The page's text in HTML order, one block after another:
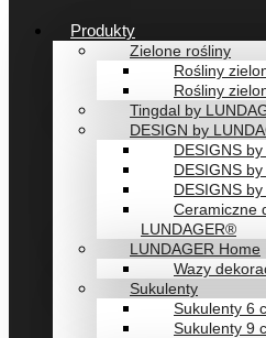
Produkty
Zielone rośliny
Rośliny
Rośliny
Tingdal by
DESIGN by
DESIGNS
DESIGNS
DESIGNS
Ceramiczne
LUNDAGER®
LUNDAGER Home
Wazy
Sukulenty
Sukulenty 6
Sukulenty 9